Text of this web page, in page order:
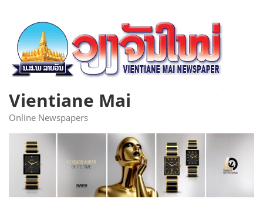
content
Vientiane Mai
Online Newspapers